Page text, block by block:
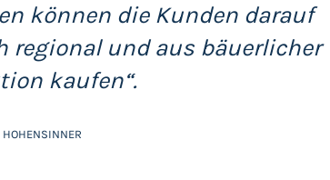
können die Kunden darauf
regional und aus bäuerlicher
kaufen“.
HOHENSINNER